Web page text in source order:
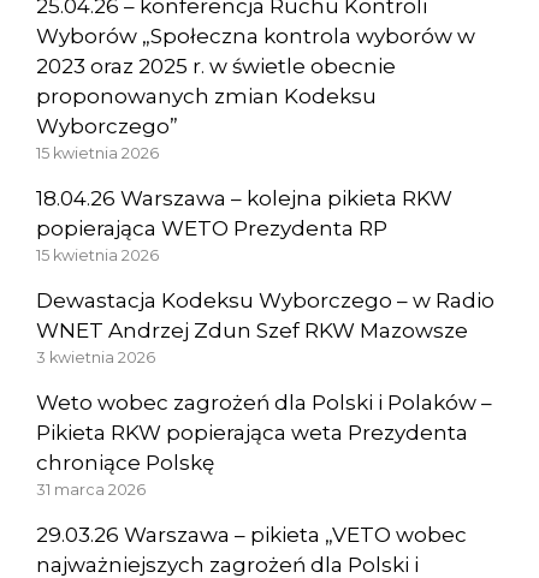
25.04.26 – konferencja Ruchu Kontroli
Wyborów „Społeczna kontrola wyborów w
2023 oraz 2025 r. w świetle obecnie
proponowanych zmian Kodeksu
Wyborczego”
15 kwietnia 2026
18.04.26 Warszawa – kolejna pikieta RKW
popierająca WETO Prezydenta RP
15 kwietnia 2026
Dewastacja Kodeksu Wyborczego – w Radio
WNET Andrzej Zdun Szef RKW Mazowsze
3 kwietnia 2026
Weto wobec zagrożeń dla Polski i Polaków –
Pikieta RKW popierająca weta Prezydenta
chroniące Polskę
31 marca 2026
29.03.26 Warszawa – pikieta „VETO wobec
najważniejszych zagrożeń dla Polski i